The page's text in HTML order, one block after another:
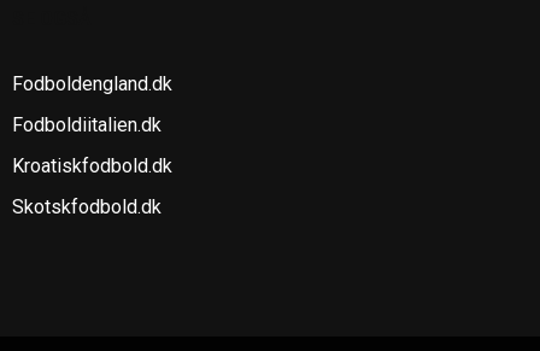
Fodboldengland.dk
Fodboldiitalien.dk
Kroatiskfodbold.dk
Skotskfodbold.dk